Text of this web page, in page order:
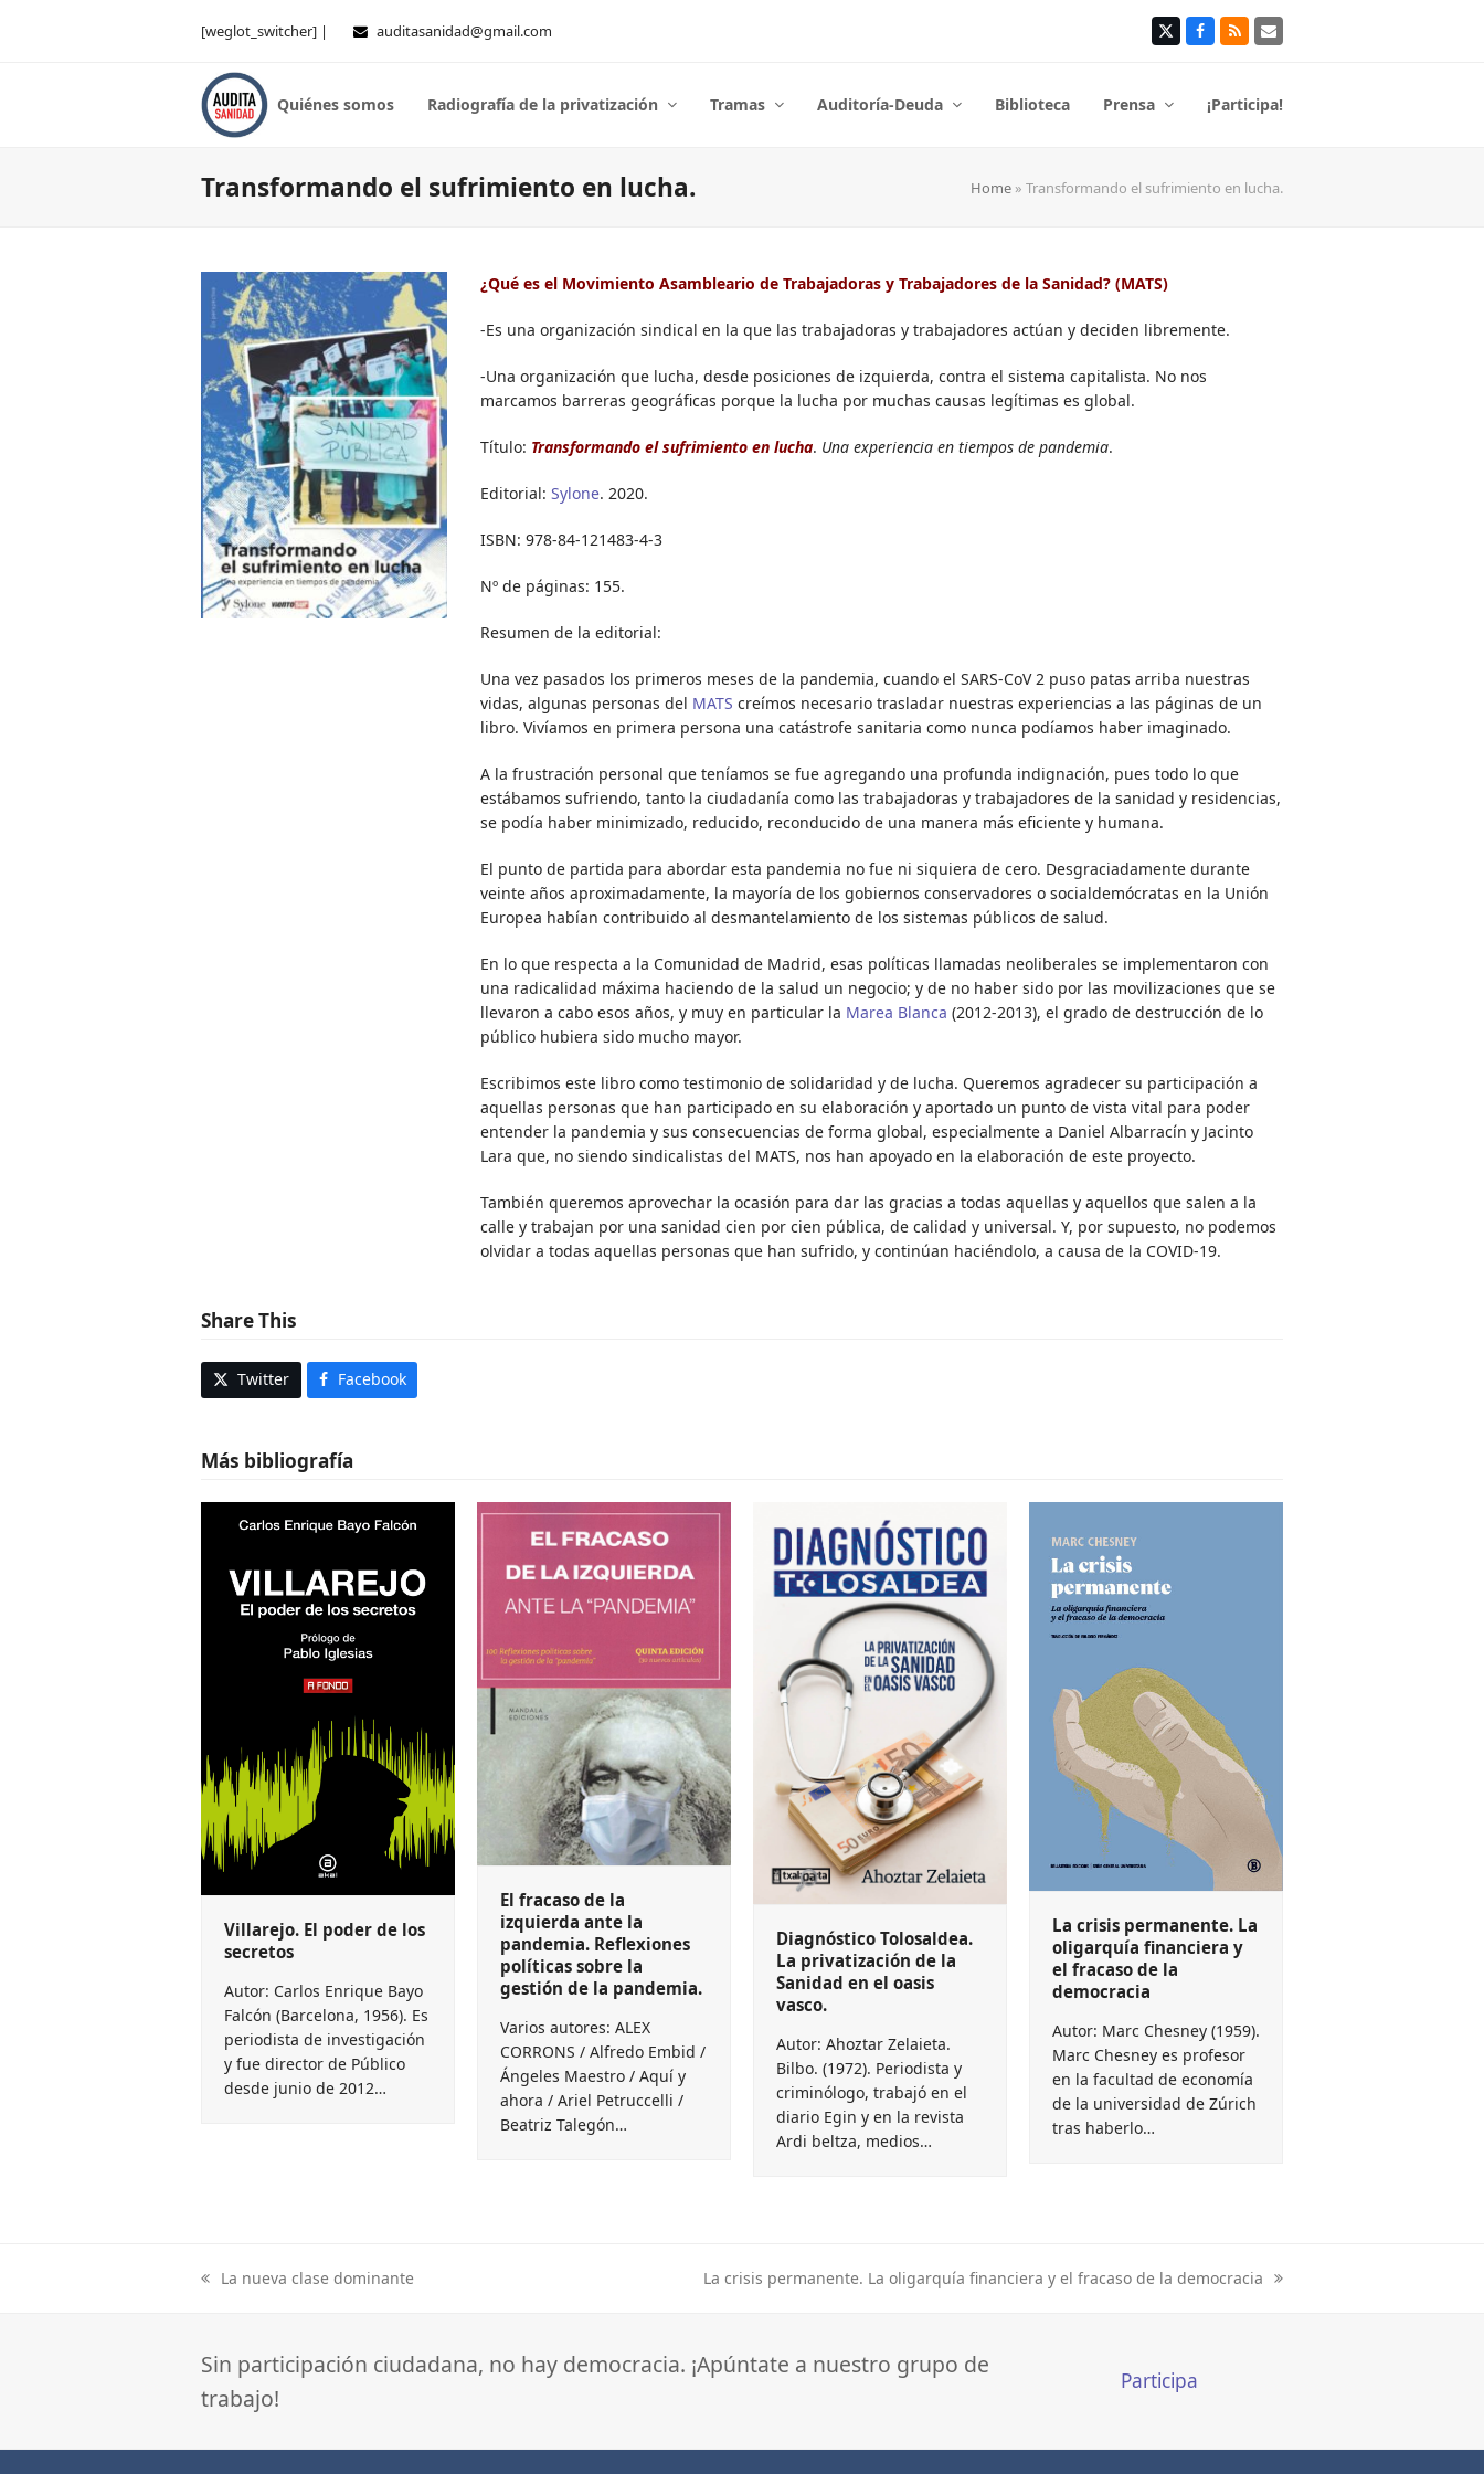
[weglot_switcher] | auditasanidad@gmail.com TwitterFacebook
RSS Correo
Quiénes somos Radiografía de la privatización Tramas Auditoría-Deuda Biblioteca Prensa ¡Participa!
Transformando el sufrimiento en lucha. Home » Transformando el sufrimiento en lucha.
¿Qué es el Movimiento Asambleario de Trabajadoras y Trabajadores de la Sanidad? (MATS)
-Es una organización sindical en la que las trabajadoras y trabajadores actúan y deciden libremente.
-Una organización que lucha, desde posiciones de izquierda, contra el sistema capitalista. No nos
marcamos barreras geográficas porque la lucha por muchas causas legítimas es global.
Título: Transformando el sufrimiento en lucha. Una experiencia en tiempos de pandemia.
Editorial: Sylone. 2020.
ISBN: 978-84-121483-4-3
Nº de páginas: 155.
Resumen de la editorial:
Una vez pasados los primeros meses de la pandemia, cuando el SARS-CoV 2 puso patas arriba nuestras
vidas, algunas personas del MATS creímos necesario trasladar nuestras experiencias a las páginas de un
libro. Vivíamos en primera persona una catástrofe sanitaria como nunca podíamos haber imaginado.
A la frustración personal que teníamos se fue agregando una profunda indignación, pues todo lo que
estábamos sufriendo, tanto la ciudadanía como las trabajadoras y trabajadores de la sanidad y residencias,
se podía haber minimizado, reducido, reconducido de una manera más eficiente y humana.
El punto de partida para abordar esta pandemia no fue ni siquiera de cero. Desgraciadamente durante
veinte años aproximadamente, la mayoría de los gobiernos conservadores o socialdemócratas en la Unión
Europea habían contribuido al desmantelamiento de los sistemas públicos de salud.
En lo que respecta a la Comunidad de Madrid, esas políticas llamadas neoliberales se implementaron con
una radicalidad máxima haciendo de la salud un negocio; y de no haber sido por las movilizaciones que se
llevaron a cabo esos años, y muy en particular la Marea Blanca (2012-2013), el grado de destrucción de lo
público hubiera sido mucho mayor.
Escribimos este libro como testimonio de solidaridad y de lucha. Queremos agradecer su participación a
aquellas personas que han participado en su elaboración y aportado un punto de vista vital para poder
entender la pandemia y sus consecuencias de forma global, especialmente a Daniel Albarracín y Jacinto
Lara que, no siendo sindicalistas del MATS, nos han apoyado en la elaboración de este proyecto.
También queremos aprovechar la ocasión para dar las gracias a todas aquellas y aquellos que salen a la
calle y trabajan por una sanidad cien por cien pública, de calidad y universal. Y, por supuesto, no podemos
olvidar a todas aquellas personas que han sufrido, y continúan haciéndolo, a causa de la COVID-19.
Share This
Twitter Facebook
Más bibliografía
Villarejo. El poder de los
secretos
Autor: Carlos Enrique Bayo
Falcón (Barcelona, 1956). Es
periodista de investigación
y fue director de Público
desde junio de 2012…
El fracaso de la
izquierda ante la
pandemia. Reflexiones
políticas sobre la
gestión de la pandemia.
Varios autores: ALEX
CORRONS / Alfredo Embid /
Ángeles Maestro / Aquí y
ahora / Ariel Petruccelli /
Beatriz Talegón…
Diagnóstico Tolosaldea.
La privatización de la
Sanidad en el oasis
vasco.
Autor: Ahoztar Zelaieta.
Bilbo. (1972). Periodista y
criminólogo, trabajó en el
diario Egin y en la revista
Ardi beltza, medios…
La crisis permanente. La
oligarquía financiera y
el fracaso de la
democracia
Autor: Marc Chesney (1959).
Marc Chesney es profesor
en la facultad de economía
de la universidad de Zúrich
tras haberlo…
previous
La nueva clase dominante
next
La crisis permanente. La oligarquía financiera y el fracaso de la democracia
Sin participación ciudadana, no hay democracia. ¡Apúntate a nuestro grupo de
trabajo!
Participa